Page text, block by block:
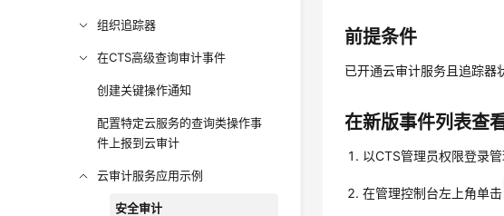
组织追踪器
在CTS高级查询审计事件
创建关键操作通知
配置特定云服务的查询类操作事
件上报到云审计
云审计服务应用示例
安全审计
前提条件
已开通云审计服务且追踪器
在新版事件列表查
以CTS管理员权限登录管
在管理控制台左上角单击